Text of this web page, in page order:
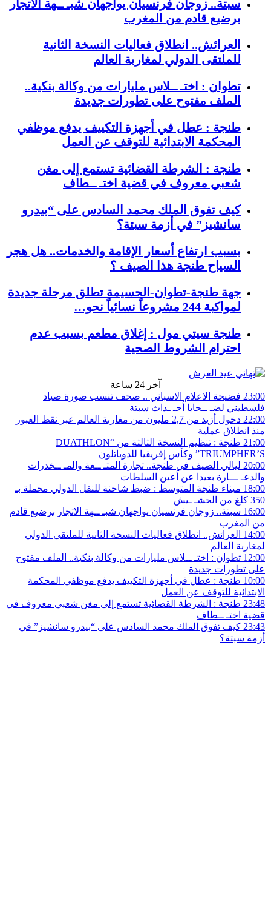
سبتة.. زوجان فرنسيان يواجهان شبـ ــهة الاتجار
برضيع قادم من المغرب
العرائش.. انطلاق فعاليات النسخة الثانية
للملتقى الدولي لمغاربة العالم
تطوان : اختـ ــلاس مليارات من وكالة بنكية..
الملف مفتوح على تطورات جديدة
طنجة : عطل في أجهزة التكييف يدفع موظفي
المحكمة الابتدائية للتوقف عن العمل
طنجة : الشرطة القضائية تستمع إلى مغن
شعبي معروف في قضية اختـ ــطاف
كيف تفوق الملك محمد السادس على “بيدرو
سانشيز” في أزمة سبتة؟
بسبب ارتفاع أسعار الإقامة والخدمات.. هل هجر
السياح طنجة هذا الصيف ؟
جهة طنجة-تطوان-الحسيمة تطلق مرحلة جديدة
لمواكبة 244 مشروعاً نسائياً نحو…
طنجة سيتي مول : إغلاق مطعم بسبب عدم
احترام الشروط الصحية
آخر 24 ساعة
23:00 فضيحة الاعلام الاسباني .. صحف تنسب صورة صياد
فلسطيني لضـ ــحايا أحـ ـداث سبتة
22:00
دخول أزيد من 2,7 مليون من مغاربة العالم عبر نقط العبور
منذ انطلاق عملية
21:00
طنجة : تنظيم النسخة الثالثة من “DUATHLON
TRIUMPHER’S” وكأس إفريقيا للدوياتلون
20:00 ليالي الصيف في طنجة.. تجارة المتـ ــعة والمـ ــخدرات
والدعـ ـــارة بعيدا عن أعين السلطات
18:00 ميناء طنجة المتوسط : ضبط شاحنة للنقل الدولي محملة بـ
350 كلغ من الحشـ ـيش
16:00 سبتة.. زوجان فرنسيان يواجهان شبـ ــهة الاتجار برضيع قادم
من المغرب
14:00 العرائش.. انطلاق فعاليات النسخة الثانية للملتقى الدولي
لمغاربة العالم
12:00 تطوان : اختـ ــلاس مليارات من وكالة بنكية.. الملف مفتوح
على تطورات جديدة
10:00 طنجة : عطل في أجهزة التكييف يدفع موظفي المحكمة
الابتدائية للتوقف عن العمل
23:48 طنجة : الشرطة القضائية تستمع إلى مغن شعبي معروف في
قضية اختـ ــطاف
23:43 كيف تفوق الملك محمد السادس على “بيدرو سانشيز” في
أزمة سبتة؟